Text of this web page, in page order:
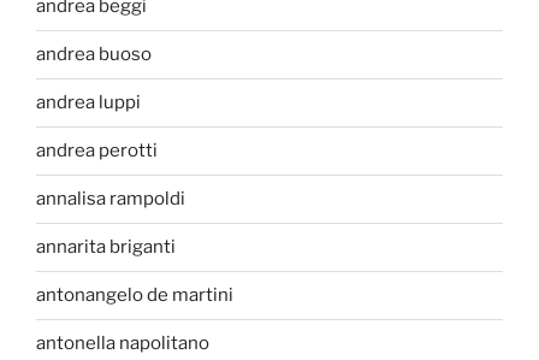
andrea beggi
andrea buoso
andrea luppi
andrea perotti
annalisa rampoldi
annarita briganti
antonangelo de martini
antonella napolitano